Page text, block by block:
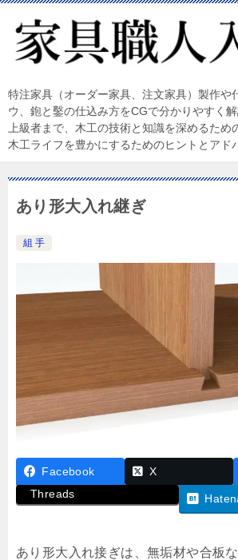
特注家具（オーダー家具、注文家具）製作や
ウ、鉋と鑿の仕込み方をCGで分かりやすく
上級者まで、木工の技術と知識を深めるため
木工ライフを豊かにするためのヒントとアド
あり形大入れ継ぎ
組 手
Facebook X
Threads
あり形大入れ接ぎは、無垢材や合板